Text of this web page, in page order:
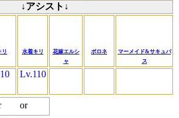
↓アシスト↓
リ 水着キリ
花嫁エルシ
ャ
ポロネ
マーメイド&サキュバ
ス
Lv.110
or